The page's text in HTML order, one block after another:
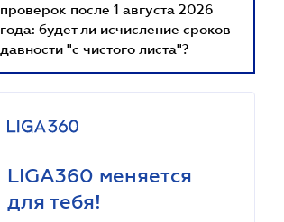
проверок после 1 августа 2026
года: будет ли исчисление сроков
давности "с чистого листа"?
LIGA360 меняется
для тебя!